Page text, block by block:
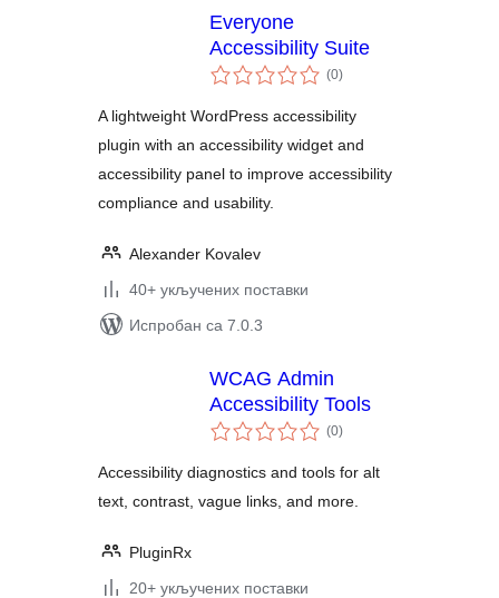
Everyone
Accessibility Suite
(0укупних
оцена
)
A lightweight WordPress accessibility
plugin with an accessibility widget and
accessibility panel to improve accessibility
compliance and usability.
Alexander Kovalev
40+ укључених поставки
Испробан са 7.0.3
WCAG Admin
Accessibility Tools
(0укупних
оцена
)
Accessibility diagnostics and tools for alt
text, contrast, vague links, and more.
PluginRx
20+ укључених поставки